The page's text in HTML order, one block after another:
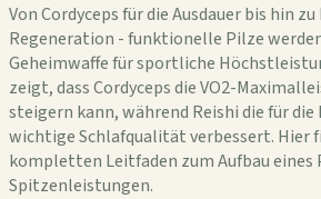
Von Cordyceps für die Ausdauer bis hin
Regeneration - funktionelle Pilze
Geheimwaffe für sportliche
zeigt, dass Cordyceps die VO2-
steigern kann, während Reishi die für
wichtige Schlafqualität verbessert. Hier
kompletten Leitfaden zum Aufbau
Spitzenleistungen.